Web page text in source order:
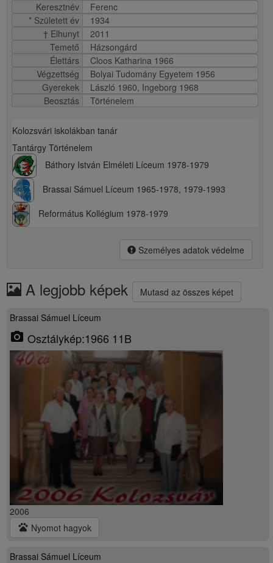
Keresztnév
Ferenc
* Született év
1934
† Elhunyt
2011
Temető
Házsongárd
Élettárs
Cloos Katharina 1966
Végzettség
Bolyai Tudomány Egyetem 1956
Gyerekek
László 1960, Ingeborg 1968
Beosztás
Történelem
Kolozsvári iskolákban tanár
Tantárgy Történelem
Báthory István Elméleti Líceum 1978-1979
Brassai Sámuel Líceum 1965-1978, 1979-1993
Református Kollégium 1978-1979
Személyes adatok védelme
A legjobb képek Mutasd az összes képet
Brassai Sámuel Líceum
photo_camera Osztálykép:1966 11B
2006
pets Nyomot hagyok
Brassai Sámuel Líceum